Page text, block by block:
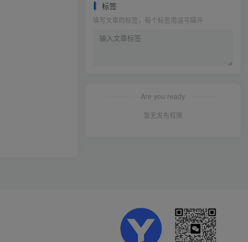
标签
填写文章的标签，每个标签用逗号隔开
Are you ready
暂无发布权限